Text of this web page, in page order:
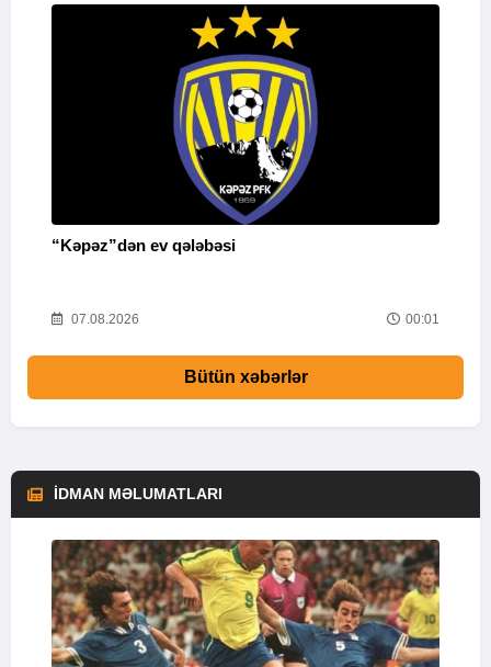
“Kəpəz”dən ev qələbəsi
07.08.2026 00:01
Bütün xəbərlər
İDMAN MƏLUMATLARI